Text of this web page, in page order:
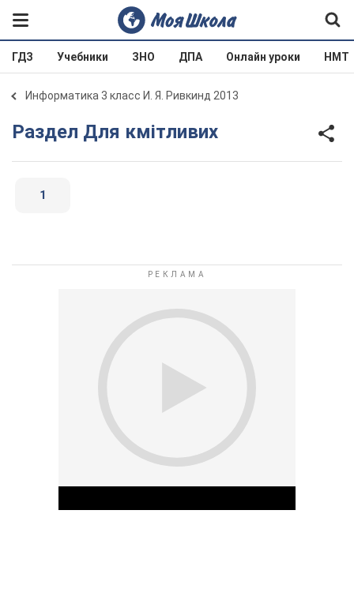
ГДЗ Учебники ЗНО ДПА Онлайн уроки НМТ
Информатика 3 класс И. Я. Ривкинд 2013
Раздел Для кмітливих
1